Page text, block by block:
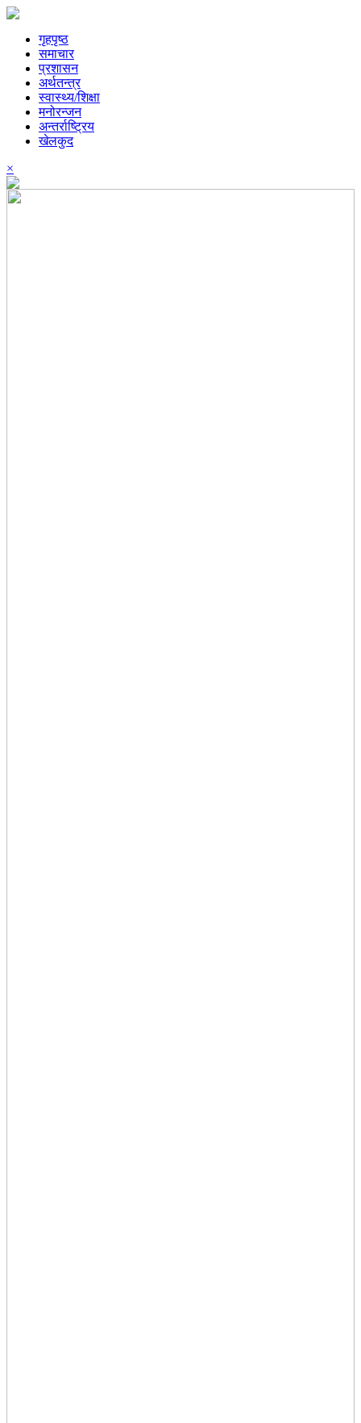
गृहपृष्ठ
समाचार
प्रशासन
अर्थतन्त्र
स्वास्थ्य/शिक्षा
मनोरन्जन
अन्तर्राष्ट्रिय
खेलकुद
×